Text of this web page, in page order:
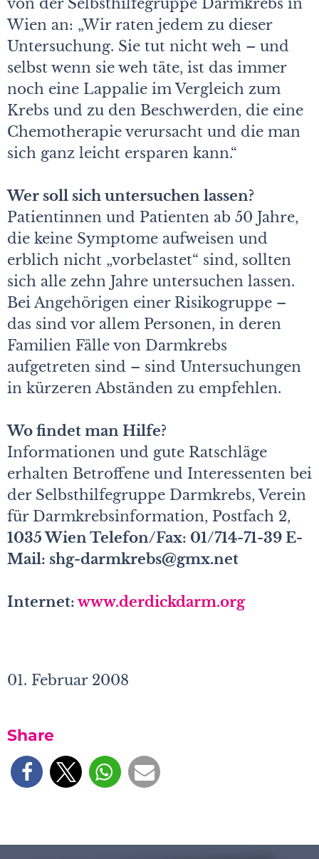
Wien an: „Wir raten jedem zu dieser
Untersuchung. Sie tut nicht weh – und
selbst wenn sie weh täte, ist das immer
noch eine Lappalie im Vergleich zum
Krebs und zu den Beschwerden, die eine
Chemotherapie verursacht und die man
sich ganz leicht ersparen kann.“
Wer soll sich untersuchen lassen?
Patientinnen und Patienten ab 50 Jahre,
die keine Symptome aufweisen und
erblich nicht „vorbelastet“ sind, sollten
sich alle zehn Jahre untersuchen lassen.
Bei Angehörigen einer Risikogruppe –
das sind vor allem Personen, in deren
Familien Fälle von Darmkrebs
aufgetreten sind – sind Untersuchungen
in kürzeren Abständen zu empfehlen.
Wo findet man Hilfe?
Informationen und gute Ratschläge
erhalten Betroffene und Interessenten bei
der Selbsthilfegruppe Darmkrebs, Verein
für Darmkrebs­information, Postfach 2,
1035 Wien Telefon/Fax: 01/714-71-39 E-
Mail: shg-darmkrebs@gmx.net
Internet: www.derdickdarm.org
01. Februar 2008
Share